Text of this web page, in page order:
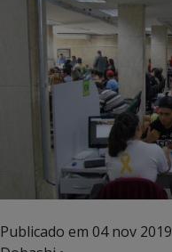
Publicado em 04 nov 2019